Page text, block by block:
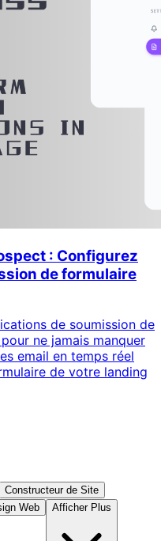
: Configurez
de formulaire
de soumission de
ne jamais manquer
email en temps réel
de votre landing
Constructeur de Site
Web Afficher Plus